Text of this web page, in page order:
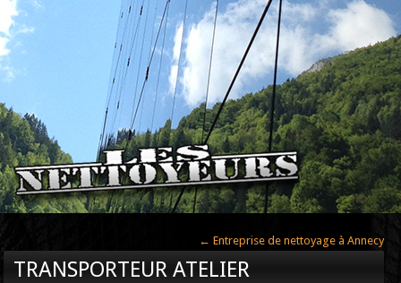
← Entreprise de nettoyage à Annecy
TRANSPORTEUR ATELIER